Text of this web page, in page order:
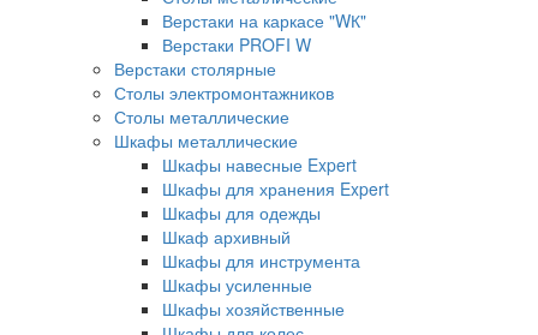
Верстаки на каркасе "WК"
Верстаки PROFI W
Верстаки столярные
Столы электромонтажников
Столы металлические
Шкафы металлические
Шкафы навесные Expert
Шкафы для хранения Expert
Шкафы для одежды
Шкаф архивный
Шкафы для инструмента
Шкафы усиленные
Шкафы хозяйственные